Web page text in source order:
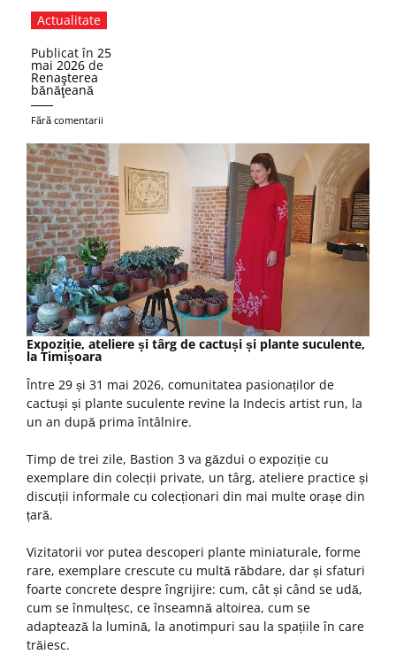
Actualitate
Publicat în 25
mai 2026 de
Renaşterea
bănăţeană
Fără comentarii
Expoziție, ateliere și târg de cactuși și plante suculente,
la Timișoara
Între 29 și 31 mai 2026, comunitatea pasionaților de
cactuși și plante suculente revine la Indecis artist run, la
un an după prima întâlnire.
Timp de trei zile, Bastion 3 va găzdui o expoziție cu
exemplare din colecții private, un târg, ateliere practice și
discuții informale cu colecționari din mai multe orașe din
țară.
Vizitatorii vor putea descoperi plante miniaturale, forme
rare, exemplare crescute cu multă răbdare, dar și sfaturi
foarte concrete despre îngrijire: cum, cât și când se udă,
cum se înmulțesc, ce înseamnă altoirea, cum se
adaptează la lumină, la anotimpuri sau la spațiile în care
trăiesc.